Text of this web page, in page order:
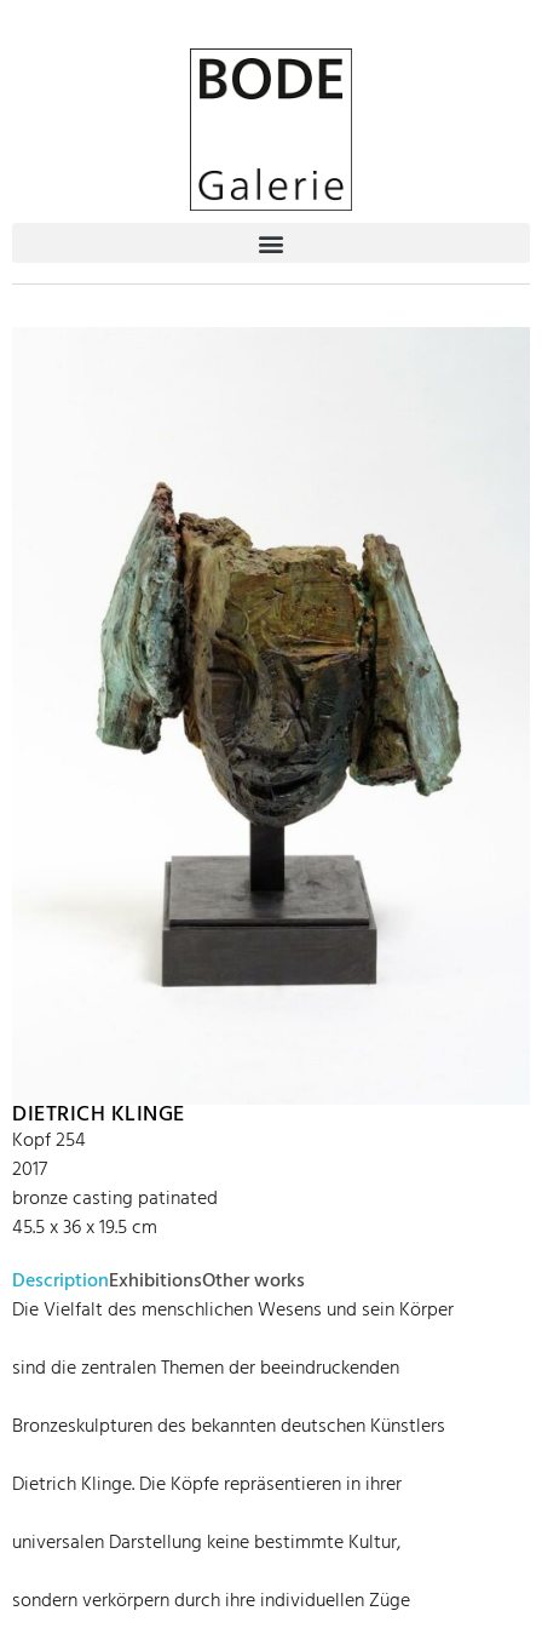
DIETRICH KLINGE
Kopf 254
2017
bronze casting patinated
45.5 x 36 x 19.5 cm
DescriptionExhibitionsOther works
Die Vielfalt des menschlichen Wesens und sein Körper
sind die zentralen Themen der beeindruckenden
Bronzeskulpturen des bekannten deutschen Künstlers
Dietrich Klinge. Die Köpfe repräsentieren in ihrer
universalen Darstellung keine bestimmte Kultur,
sondern verkörpern durch ihre individuellen Züge